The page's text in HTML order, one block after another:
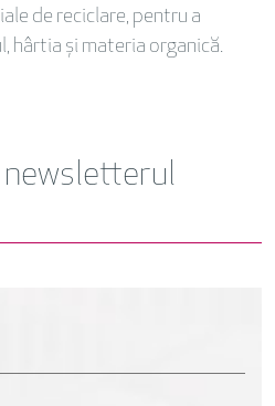
de reciclare, pentru a
hârtia și materia organică.
newsletterul